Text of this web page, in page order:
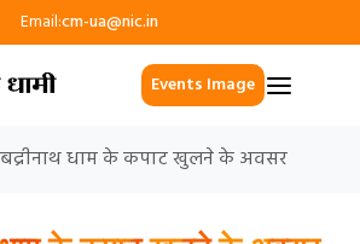
Email:cm-ua@nic.in
Events Image
बद्रीनाथ धाम के कपाट खुलने के अवसर